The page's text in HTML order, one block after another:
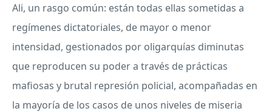
Ali, un rasgo común: están todas ellas sometidas a
regímenes dictatoriales, de mayor o menor
intensidad, gestionados por oligarquías diminutas
que reproducen su poder a través de prácticas
mafiosas y brutal represión policial, acompañadas en
la mayoría de los casos de unos niveles de miseria